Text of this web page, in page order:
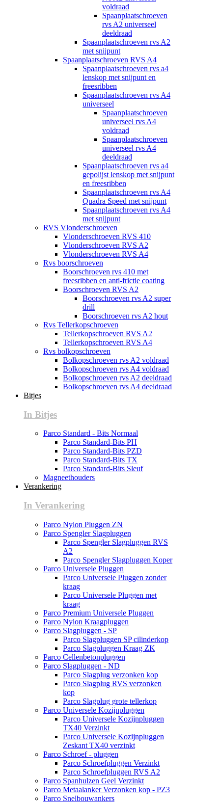
voldraad
Spaanplaatschroeven
rvs A2 universeel
deeldraad
Spaanplaatschroeven rvs A2
met snijpunt
Spaanplaatschroeven RVS A4
Spaanplaatschroeven rvs a4
lenskop met snijpunt en
freesribben
Spaanplaatschroeven rvs A4
universeel
Spaanplaatschroeven
universeel rvs A4
voldraad
Spaanplaatschroeven
universeel rvs A4
deeldraad
Spaanplaatschroeven rvs a4
gepolijst lenskop met snijpunt
en freesribben
Spaanplaatschroeven rvs A4
Quadra Speed met snijpunt
Spaanplaatschroeven rvs A4
met snijpunt
RVS Vlonderschroeven
Vlonderschroeven RVS 410
Vlonderschroeven RVS A2
Vlonderschroeven RVS A4
Rvs boorschroeven
Boorschroeven rvs 410 met
freesribben en anti-frictie coating
Boorschroeven RVS A2
Boorschroeven rvs A2 super
drill
Boorschroeven rvs A2 hout
Rvs Tellerkopschroeven
Tellerkopschroeven RVS A2
Tellerkopschroeven RVS A4
Rvs bolkopschroeven
Bolkopschroeven rvs A2 voldraad
Bolkopschroeven rvs A4 voldraad
Bolkopschroeven rvs A2 deeldraad
Bolkopschroeven rvs A4 deeldraad
Bitjes
In Bitjes
Parco Standard - Bits Normaal
Parco Standard-Bits PH
Parco Standard-Bits PZD
Parco Standard-Bits TX
Parco Standard-Bits Sleuf
Magneethouders
Verankering
In Verankering
Parco Nylon Pluggen ZN
Parco Spengler Slagpluggen
Parco Spengler Slagpluggen RVS
A2
Parco Spengler Slagpluggen Koper
Parco Universele Pluggen
Parco Universele Pluggen zonder
kraag
Parco Universele Pluggen met
kraag
Parco Premium Universele Pluggen
Parco Nylon Kraagpluggen
Parco Slagpluggen - SP
Parco Slagpluggen SP cilinderkop
Parco Slagpluggen Kraag ZK
Parco Cellenbetonpluggen
Parco Slagpluggen - ND
Parco Slagplug verzonken kop
Parco Slagplug RVS verzonken
kop
Parco Slagplug grote tellerkop
Parco Universele Kozijnpluggen
Parco Universele Kozijnpluggen
TX40 Verzinkt
Parco Universele Kozijnpluggen
Zeskant TX40 verzinkt
Parco Schroef - pluggen
Parco Schroefpluggen Verzinkt
Parco Schroefpluggen RVS A2
Parco Spanhulzen Geel Verzinkt
Parco Metaalanker Verzonken kop - PZ3
Parco Snelbouwankers